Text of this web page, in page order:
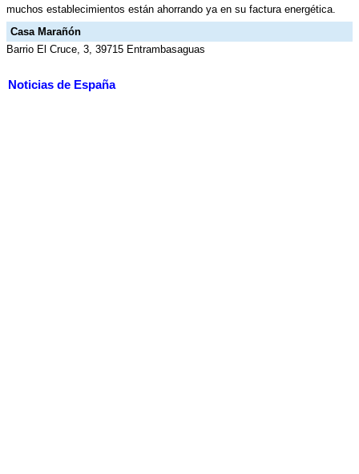
muchos establecimientos están ahorrando ya en su factura energética.
Casa Marañón
Barrio El Cruce, 3, 39715 Entrambasaguas
Noticias de España